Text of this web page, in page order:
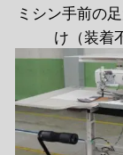
ミシン手前の
け（装着